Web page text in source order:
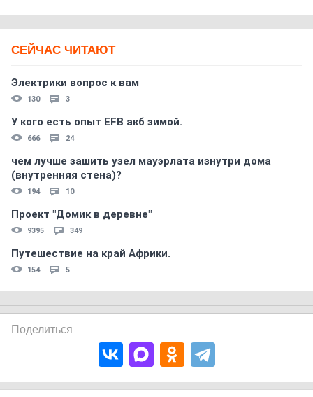
СЕЙЧАС ЧИТАЮТ
Электрики вопрос к вам
130 3
У кого есть опыт EFB акб зимой.
666 24
чем лучше зашить узел мауэрлата изнутри дома
(внутренняя стена)?
194 10
Проект "Домик в деревне"
9395 349
Путешествие на край Африки.
154 5
Поделиться